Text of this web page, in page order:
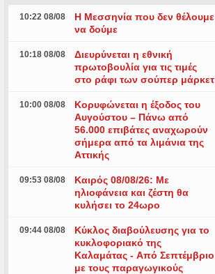
10:22 08/08
Η Μεσσηνία που δεν θέλουμε
να δούμε
10:18 08/08
Διευρύνεται η εθνική
πρωτοβουλία για τις τιμές
στο ράφι των σούπερ μάρκετ
10:00 08/08
Κορυφώνεται η έξοδος του
Αυγούστου – Πάνω από
56.000 επιβάτες αναχωρούν
σήμερα από τα λιμάνια της
Αττικής
09:53 08/08
Καιρός 08/08/26: Με
ηλιοφάνεια και ζέστη θα
κυλήσει το 24ωρο
09:44 08/08
Κύκλος διαβούλευσης για το
κυκλοφοριακό της
Καλαμάτας - Aπό Σεπτέμβριο
με τους παραγωγικούς